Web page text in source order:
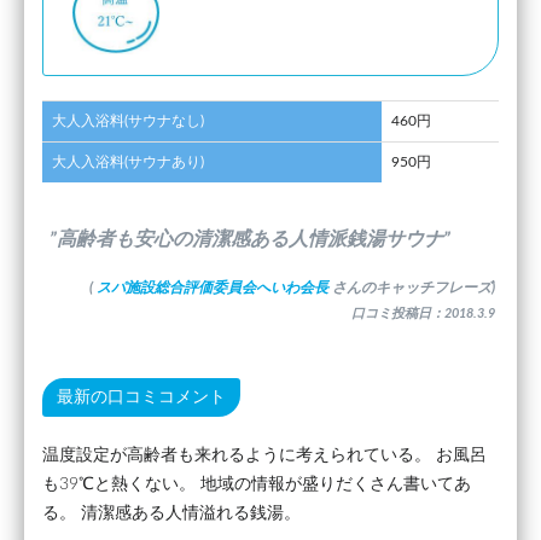
大人入浴料(サウナなし) 460円
大人入浴料(サウナあり) 950円
”高齢者も安心の清潔感ある人情派銭湯サウナ”
( スパ施設総合評価委員会へいわ会長 さんのキャッチフレーズ)
口コミ投稿日：2018.3.9
最新の口コミコメント
温度設定が高齢者も来れるように考えられている。 お風呂
も39℃と熱くない。 地域の情報が盛りだくさん書いてあ
る。 清潔感ある人情溢れる銭湯。